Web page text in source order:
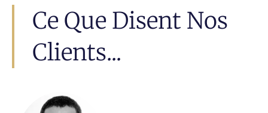
Ce Que Disent Nos
Clients...